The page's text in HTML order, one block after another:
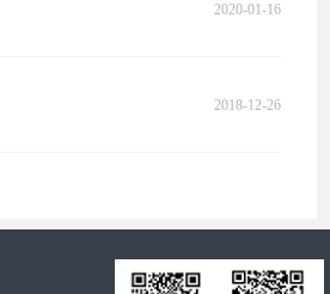
2020-01-16
2018-12-26